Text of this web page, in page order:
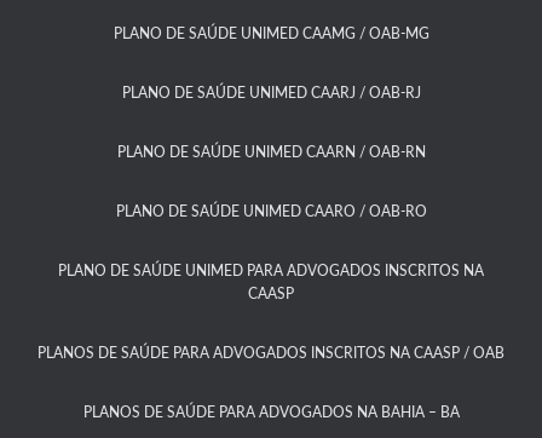
PLANO DE SAÚDE UNIMED CAAMG / OAB-MG​
PLANO DE SAÚDE UNIMED CAARJ / OAB-RJ​
PLANO DE SAÚDE UNIMED CAARN / OAB-RN
PLANO DE SAÚDE UNIMED CAARO / OAB-RO​
PLANO DE SAÚDE UNIMED PARA ADVOGADOS INSCRITOS NA
CAASP​
PLANOS DE SAÚDE PARA ADVOGADOS INSCRITOS NA CAASP / OAB
PLANOS DE SAÚDE PARA ADVOGADOS NA BAHIA – BA​